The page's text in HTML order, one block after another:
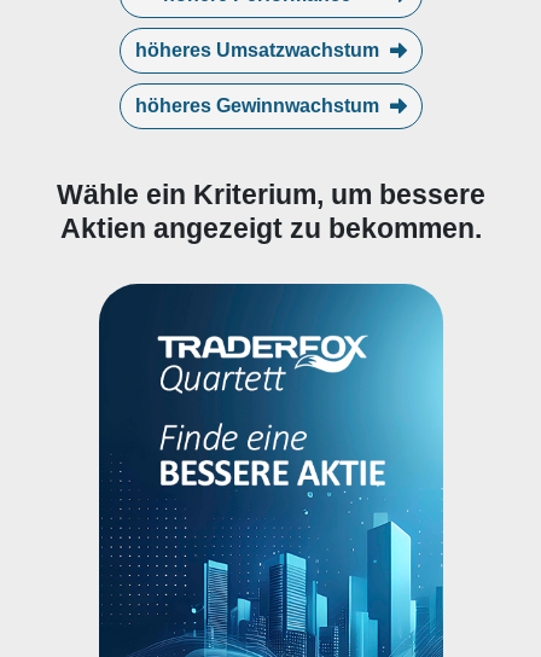
höheres Umsatzwachstum
höheres Gewinnwachstum
Wähle ein Kriterium, um bessere
Aktien angezeigt zu bekommen.